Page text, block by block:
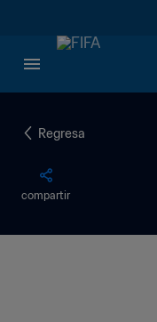
Regresa
compartir